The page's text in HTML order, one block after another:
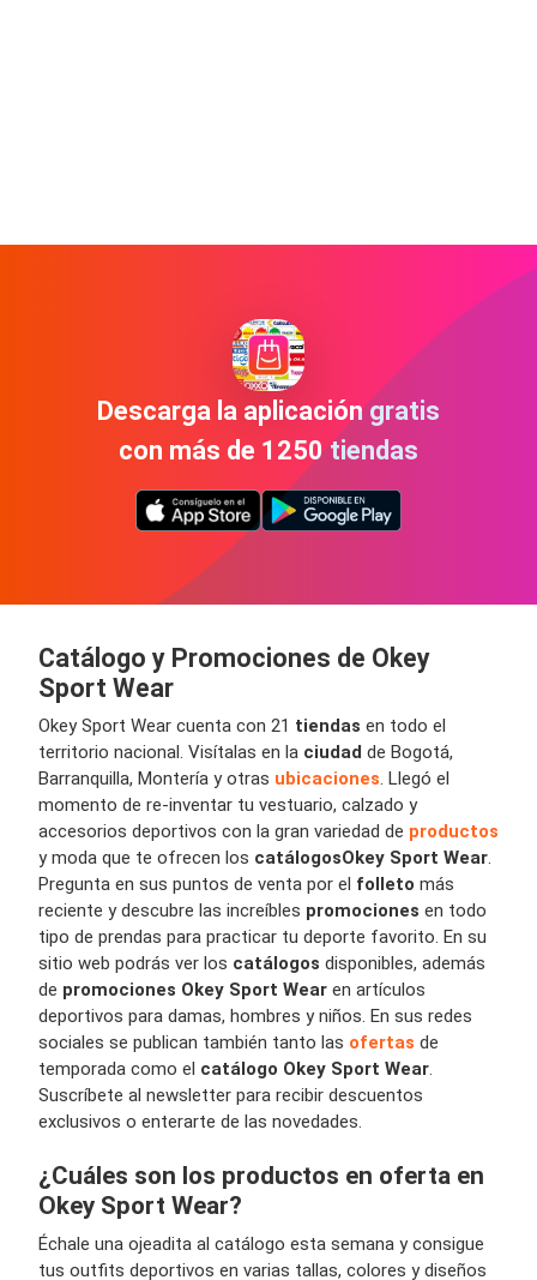
Descarga la aplicación gratis
con más de 1250 tiendas
Catálogo y Promociones de Okey
Sport Wear
Okey Sport Wear cuenta con 21 tiendas en todo el
territorio nacional. Visítalas en la ciudad de Bogotá,
Barranquilla, Montería y otras ubicaciones. Llegó el
momento de re-inventar tu vestuario, calzado y
accesorios deportivos con la gran variedad de productos
y moda que te ofrecen los catálogosOkey Sport Wear.
Pregunta en sus puntos de venta por el folleto más
reciente y descubre las increíbles promociones en todo
tipo de prendas para practicar tu deporte favorito. En su
sitio web podrás ver los catálogos disponibles, además
de promociones Okey Sport Wear en artículos
deportivos para damas, hombres y niños. En sus redes
sociales se publican también tanto las ofertas de
temporada como el catálogo Okey Sport Wear.
Suscríbete al newsletter para recibir descuentos
exclusivos o enterarte de las novedades.
¿Cuáles son los productos en oferta en
Okey Sport Wear?
Échale una ojeadita al catálogo esta semana y consigue
tus outfits deportivos en varias tallas, colores y diseños